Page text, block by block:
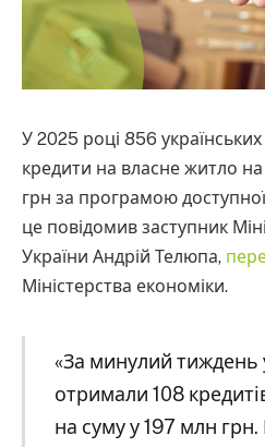
У 2025 році 856
кредити на власне житло
грн за програмою
це повідомив заступник
України Андрій Телюпа,
Міністерства економіки.
«За минулий тиждень
отримали 108
на суму у 197 млн